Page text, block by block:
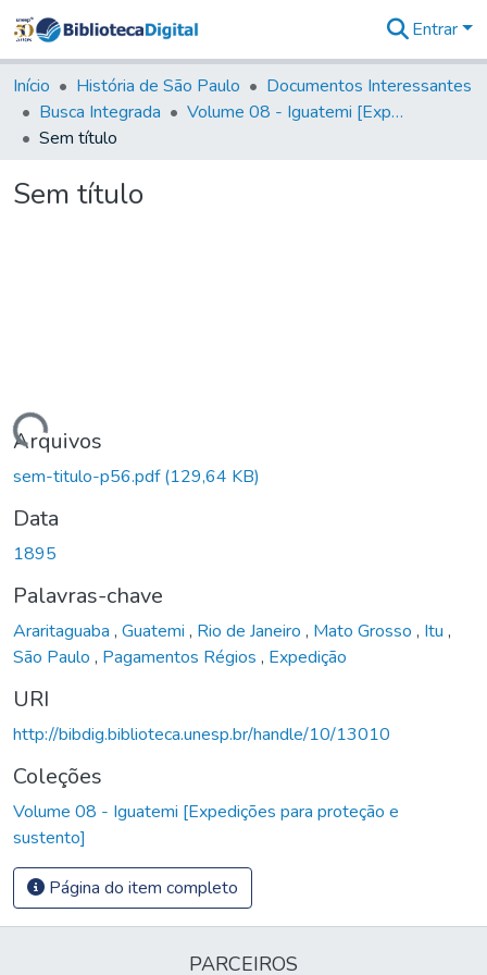
&
Coleções
Tudo na
Entrar
Início História de São Paulo
Documentos Interessantes
Busca Integrada
Volume 08 - Iguatemi [Expedições para proteção e sustento]
Sem título
Sem título
Carregando...
Arquivos
sem-titulo-p56.pdf(129,64 KB)
Data
1895
Palavras-chave
Araritaguaba , Guatemi , Rio de Janeiro , Mato Grosso , Itu ,
São Paulo , Pagamentos Régios , Expedição
URI
http://bibdig.biblioteca.unesp.br/handle/10/13010
Coleções
Volume 08 - Iguatemi [Expedições para proteção e
sustento]
Página do item completo
PARCEIROS